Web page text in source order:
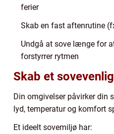
ferier
Skab en fast aftenrutine
Undgå at sove længe for
forstyrrer rytmen
Skab et
Din omgivelser påvirker din
lyd, temperatur og komfort
Et ideelt sovemiljø har: